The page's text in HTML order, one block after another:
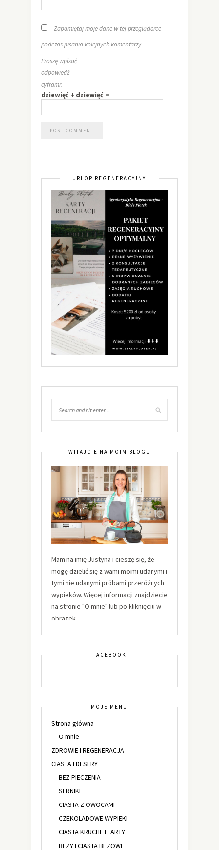
Zapamiętaj moje dane w tej przeglądarce
podczas pisania kolejnych komentarzy.
Proszę wpisać
odpowiedź
cyframi:
dziewięć + dziewięć =
URLOP REGENERACYJNY
WITAJCIE NA MOIM BLOGU
Mam na imię Justyna i cieszę się, że
mogę dzielić się z wami moimi udanymi i
tymi nie udanymi próbami przeróżnych
wypieków. Więcej informacji znajdziecie
na stronie "O mnie" lub po kliknięciu w
obrazek
FACEBOOK
MOJE MENU
Strona główna
O mnie
ZDROWIE I REGENERACJA
CIASTA I DESERY
BEZ PIECZENIA
SERNIKI
CIASTA Z OWOCAMI
CZEKOLADOWE WYPIEKI
CIASTA KRUCHE I TARTY
BEZY I CIASTA BEZOWE